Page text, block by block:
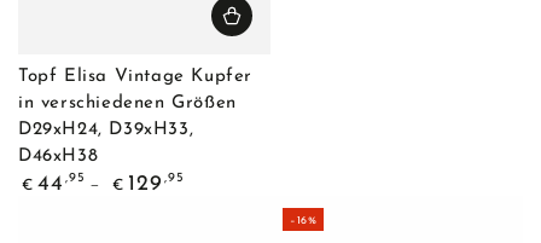
Topf Elisa Vintage Kupfer
in verschiedenen Größen
D29xH24, D39xH33,
D46xH38
Regulärer
€ 44 ,95
€ 129 ,95
–16%